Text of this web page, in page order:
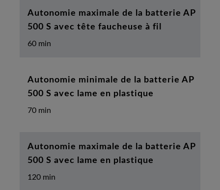
Autonomie maximale de la batterie AP
500 S avec tête faucheuse à fil
60 min
Autonomie minimale de la batterie AP
500 S avec lame en plastique
70 min
Autonomie maximale de la batterie AP
500 S avec lame en plastique
120 min